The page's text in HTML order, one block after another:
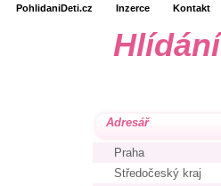
PohlidaniDeti.cz Inzerce Kontakt
Adresář
Praha
Středočeský kraj